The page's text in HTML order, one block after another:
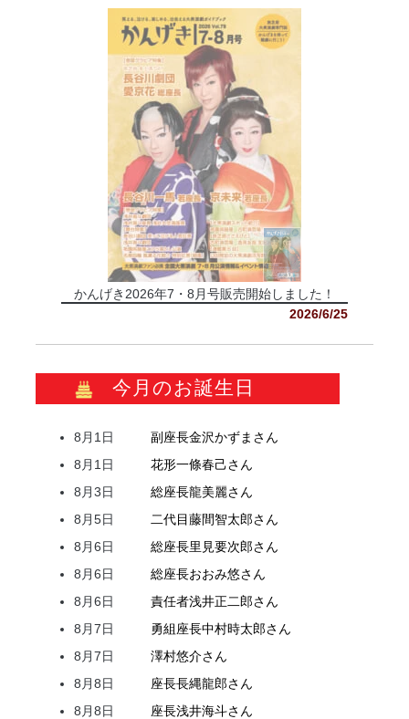
かんげき2026年7・8月号販売開始しました！
2026/6/25
今月のお誕生日
8月1日 副座長金沢かずま さん
8月1日
花形一條春己さん
8月3日
総座長龍美麗さん
8月5日
二代目藤間智太郎さん
8月6日
総座長里見要次郎さん
8月6日
総座長おおみ悠さん
8月6日
責任者浅井正二郎さん
8月7日
勇組座長中村時太郎さん
8月7日
澤村悠介さん
8月8日
座長長縄龍郎さん
8月8日
座長浅井海斗さん